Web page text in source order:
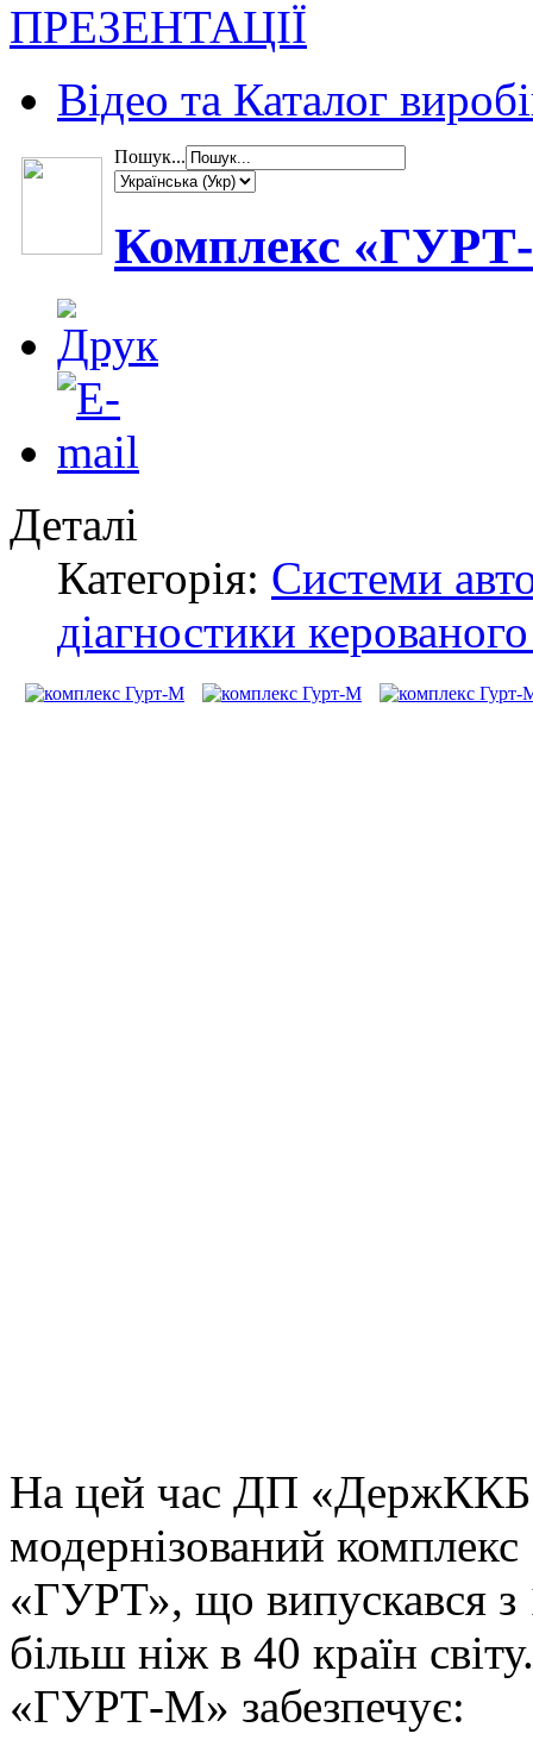
ПРЕЗЕНТАЦІЇ
Відео та Каталог
Пошук...
Комплекс
Деталі
Категорія: Системи
діагностики
На цей час ДП «ДержККБ
модернізований
«ГУРТ», що випускався з
більш ніж в 40 країн
«ГУРТ-М» забезпечує: